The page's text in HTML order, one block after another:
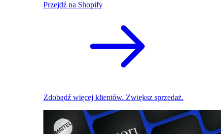
Przejdź na Shopify
Zdobądź więcej klientów. Zwiększ sprzedaż.